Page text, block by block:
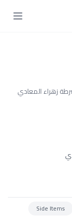
Side Items